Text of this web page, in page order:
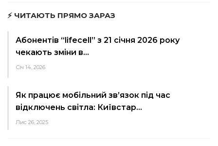
⚡ ЧИТАЮТЬ ПРЯМО ЗАРАЗ
Абонентів “lifecell” з 21 січня 2026 року
чекають зміни в…
Січ 14, 2026
Як працює мобільний зв’язок під час
відключень світла: Київстар…
Лис 26, 2025